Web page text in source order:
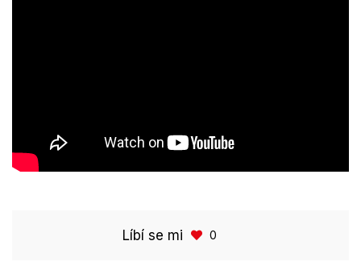
Líbí se mi 0